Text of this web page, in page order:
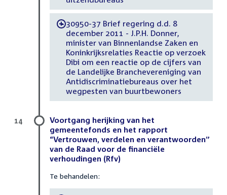
-30950-37 Brief regering d.d. 8
december 2011 - J.P.H. Donner,
minister van Binnenlandse Zaken en
Koninkrijksrelaties Reactie op verzoek
Dibi om een reactie op de cijfers van
de Landelijke Branchevereniging van
Antidiscriminatiebureaus over het
wegpesten van buurtbewoners
Voortgang herijking van het
gemeentefonds en het rapport
“Vertrouwen, verdelen en verantwoorden”
van de Raad voor de financiële
verhoudingen (Rfv)
Te behandelen:
14